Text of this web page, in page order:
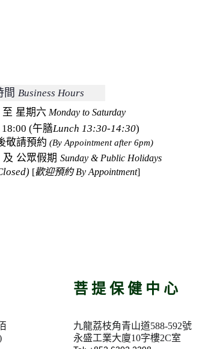
九龍荔枝角青山道588-592號
永盛工業大廈10字樓2C室
菩 提 保 健 中 心
間 Business Hours
星期六 Monday to Saturday
(午膳Lunch 13:30-14:30)
敬請預約 (By Appointment after 6pm)
及 公眾假期 Sunday & Public Holidays
[歡迎預約 By Appointment]